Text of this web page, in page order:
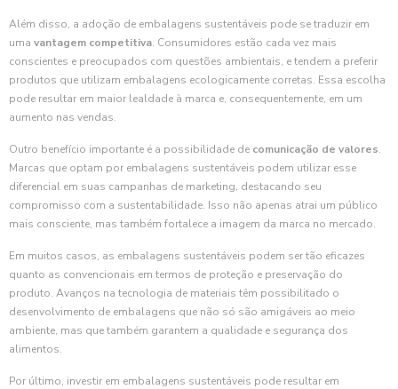
Além disso, a adoção de embalagens sustentáveis pode se traduzir em
uma vantagem competitiva. Consumidores estão cada vez mais
conscientes e preocupados com questões ambientais, e tendem a preferir
produtos que utilizam embalagens ecologicamente corretas. Essa escolha
pode resultar em maior lealdade à marca e, consequentemente, em um
aumento nas vendas.
Outro benefício importante é a possibilidade de comunicação de valores.
Marcas que optam por embalagens sustentáveis podem utilizar esse
diferencial em suas campanhas de marketing, destacando seu
compromisso com a sustentabilidade. Isso não apenas atrai um público
mais consciente, mas também fortalece a imagem da marca no mercado.
Em muitos casos, as embalagens sustentáveis podem ser tão eficazes
quanto as convencionais em termos de proteção e preservação do
produto. Avanços na tecnologia de materiais têm possibilitado o
desenvolvimento de embalagens que não só são amigáveis ao meio
ambiente, mas que também garantem a qualidade e segurança dos
alimentos.
Por último, investir em embalagens sustentáveis pode resultar em